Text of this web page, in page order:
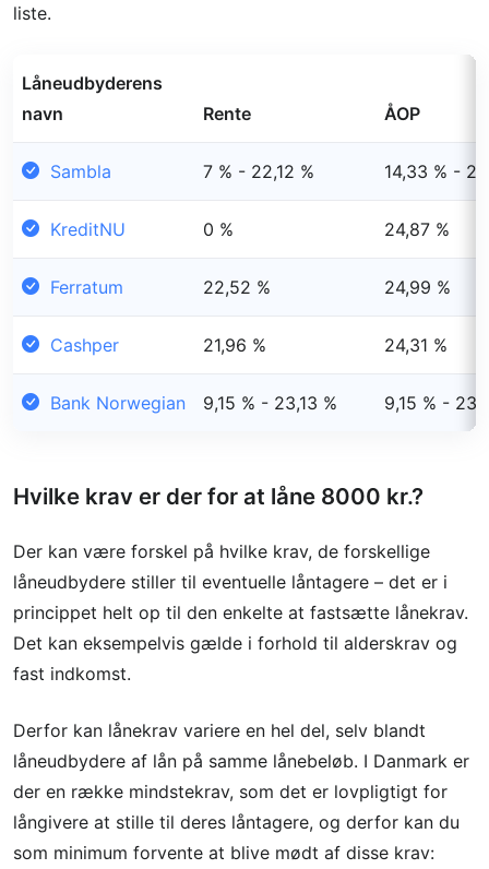
liste.
Låneudbyderens
navn
Rente ÅOP
Sambla 7 % - 22,12 % 14,33 % -
KreditNU 0 % 24,87 %
Ferratum 22,52 % 24,99 %
Cashper 21,96 % 24,31 %
Bank Norwegian 9,15 % - 23,13 % 9,15 % -
Hvilke krav er der for at låne 8000 kr.?
Der kan være forskel på hvilke krav, de forskellige
låneudbydere stiller til eventuelle låntagere – det er i
princippet helt op til den enkelte at fastsætte lånekrav.
Det kan eksempelvis gælde i forhold til alderskrav og
fast indkomst.
Derfor kan lånekrav variere en hel del, selv blandt
låneudbydere af lån på samme lånebeløb. I Danmark er
der en række mindstekrav, som det er lovpligtigt for
långivere at stille til deres låntagere, og derfor kan du
som minimum forvente at blive mødt af disse krav: